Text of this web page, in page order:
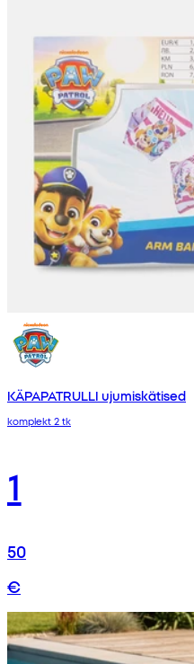
KÄPAPATRULLI ujumiskätised
komplekt 2 tk
1
50
€